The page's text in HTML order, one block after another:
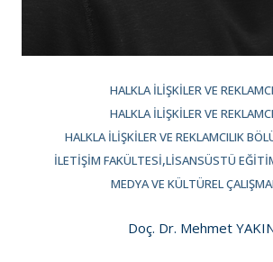
HALKLA İLIŞKILER VE
HALKLA İLIŞKILER VE
HALKLA İLIŞKILER VE REKLAMCILIK
İLETIŞIM FAKÜLTESI LISANSÜSTÜ
MEDYA VE KÜLTÜREL
Doç. Dr. Mehmet